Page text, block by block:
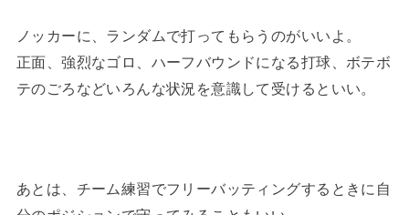
ノッカーに、ランダムで打ってもらうのがいいよ。
正面、強烈なゴロ、ハーフバウンドになる打球、ボテボ
テのごろなどいろんな状況を意識して受けるといい。
あとは、チーム練習でフリーバッティングするときに自